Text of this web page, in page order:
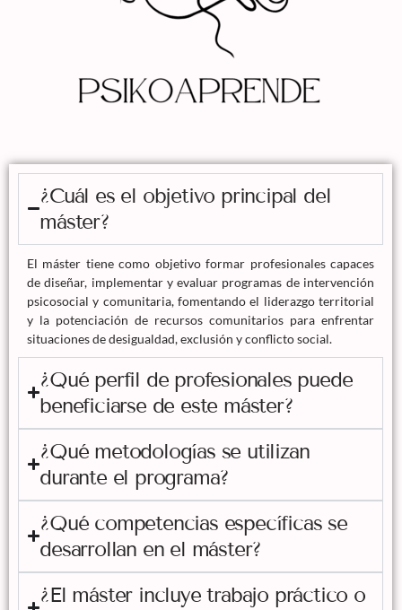
¿Cuál es el objetivo principal del
máster?
El máster tiene como objetivo formar profesionales capaces
de diseñar, implementar y evaluar programas de intervención
psicosocial y comunitaria, fomentando el liderazgo territorial
y la potenciación de recursos comunitarios para enfrentar
situaciones de desigualdad, exclusión y conflicto social.
¿Qué perfil de profesionales puede
beneficiarse de este máster?
¿Qué metodologías se utilizan
durante el programa?
¿Qué competencias específicas se
desarrollan en el máster?
¿El máster incluye trabajo práctico o